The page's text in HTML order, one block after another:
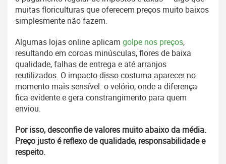
muitas floriculturas que oferecem preços muito baixos
simplesmente não fazem.
Algumas lojas online aplicam golpe nos preços,
resultando em coroas minúsculas, flores de baixa
qualidade, falhas de entrega e até arranjos
reutilizados. O impacto disso costuma aparecer no
momento mais sensível: o velório, onde a diferença
fica evidente e gera constrangimento para quem
enviou.
Por isso, desconfie de valores muito abaixo da média.
Preço justo é reflexo de qualidade, responsabilidade e
respeito.